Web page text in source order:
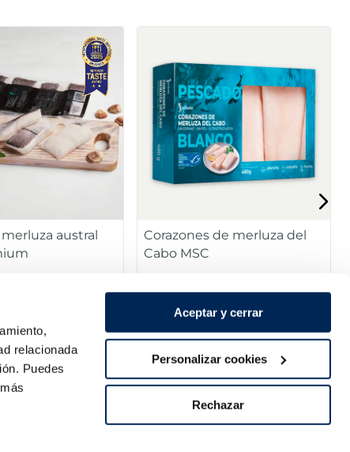
relacionada
Puedes
Aceptar y cerrar
Personalizar cookies
Rechazar
austral
Añadir
Corazones de merluza del
Cabo MSC
7,49 €
Añadir